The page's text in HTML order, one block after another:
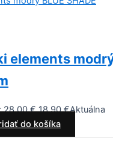
elements
28,00 €.18,90€Aktuálna
do košíka